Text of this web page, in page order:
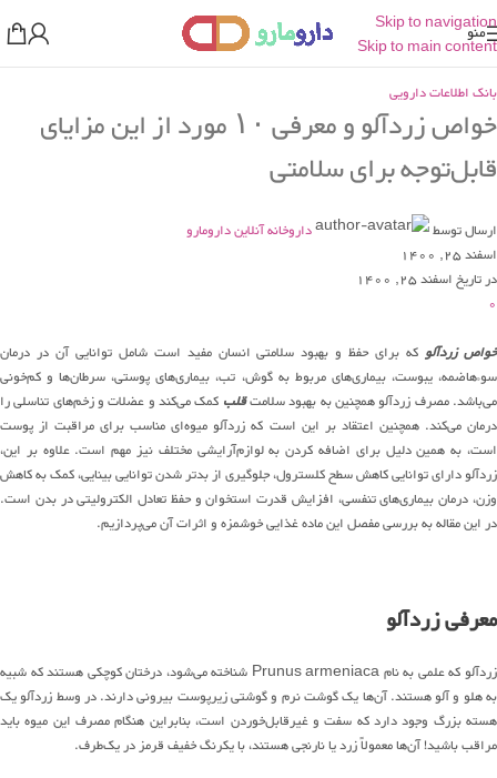
Skip to navigation
Skip to main content
منو
بانک اطلاعات دارویی
خواص زردآلو و معرفی ۱۰ مورد از این مزایای
قابل‌توجه برای سلامتی
ارسال توسط
داروخانه آنلاین دارومارو
اسفند 25, 1400
در تاریخ اسفند 25, 1400
0
خواص زردآلوکه برای حفظ و بهبود سلامتی انسان مفید است شامل توانایی آن در درمان
سوءهاضمه، یبوست، بیماری‌های مربوط به گوش، تب، بیماری‌های پوستی، سرطان‌ها و کم‌خونی
می‌باشد. مصرف زردآلو همچنین به بهبود سلامتقلب کمک می‌کند و عضلات و زخم‌های تناسلی را
درمان می‌کند. همچنین اعتقاد بر این است که زردآلو میوه‌ای مناسب برای مراقبت از پوست
است، به همین دلیل برای اضافه کردن به لوازم‌آرایشی مختلف نیز مهم است. علاوه بر این،
زردآلو دارای توانایی کاهش سطح کلسترول، جلوگیری از بدتر شدن توانایی بینایی، کمک به کاهش
وزن، درمان بیماری‌های تنفسی، افزایش قدرت استخوان و حفظ تعادل الکترولیتی در بدن است.
در این مقاله به بررسی مفصل این ماده غذایی خوشمزه و اثرات آن می‌پردازیم.
معرفی زردآلو
زردآلو که علمی به نام Prunus armeniaca شناخته می‌شود، درختان کوچکی هستند که شبیه
به هلو و آلو هستند. آن‌ها یک گوشت نرم و گوشتی زیرپوست بیرونی دارند. در وسط زردآلو یک
هسته بزرگ وجود دارد که سفت و غیرقابل‌خوردن است، بنابراین هنگام مصرف این میوه باید
مراقب باشید! آن‌ها معمولاً زرد یا نارنجی هستند، با یکرنگ خفیف قرمز در یک‌طرف.